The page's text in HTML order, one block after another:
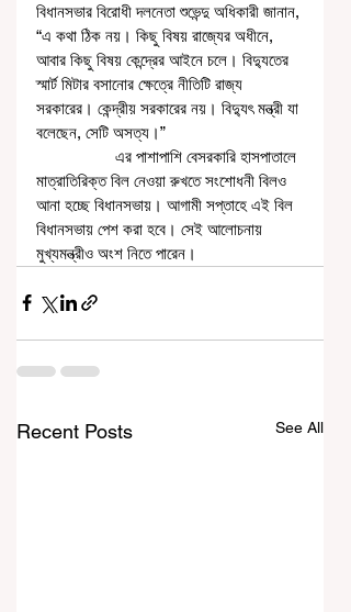
বিধানসভার বিরোধী দলনেতা শুভেন্দু অধিকারী জানান,
“এ কথা ঠিক নয়। কিছু বিষয় রাজ্যের অধীনে,
আবার কিছু বিষয় কেন্দ্রের আইনে চলে। বিদ্যুতের
স্মার্ট মিটার বসানোর ক্ষেত্রে নীতিটি রাজ্য
সরকারের। কেন্দ্রীয় সরকারের নয়। বিদ্যুৎ মন্ত্রী যা
বলেছেন, সেটি অসত্য।”
মাত্রাতিরিক্ত বিল নেওয়া রুখতে সংশোধনী বিলও
আনা হচ্ছে বিধানসভায়। আগামী সপ্তাহে এই বিল
বিধানসভায় পেশ করা হবে। সেই আলোচনায়
মুখ্যমন্ত্রীও অংশ নিতে পারেন।
Recent Posts See All